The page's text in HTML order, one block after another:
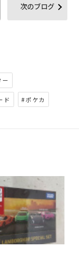
次のブログ
ド #ポケカ